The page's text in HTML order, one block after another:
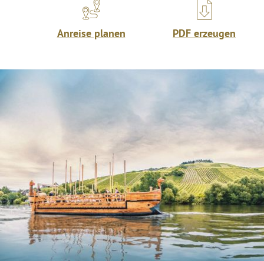
Anreise planen PDF erzeugen